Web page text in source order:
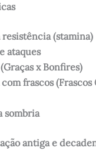
resistência (stamina)
ataques
x Bonfires)
frascos (Frascos
sombria
antiga e